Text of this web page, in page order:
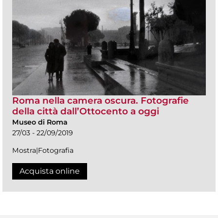
Roma nella camera oscura. Fotografie
della città dall’Ottocento a oggi
Museo di Roma
27/03 - 22/09/2019
Mostra|Fotografia
Acquista online